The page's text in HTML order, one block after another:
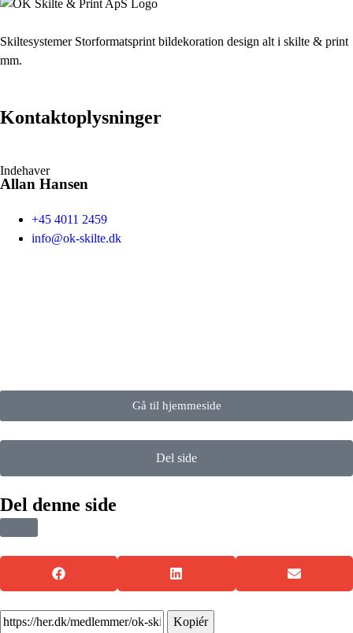
Skiltesystemer Storformatsprint bildekoration design alt i skilte & print
mm.
Kontaktoplysninger
Indehaver
Allan Hansen
+45 4011 2459
info@ok-skilte.dk
Gå til hjemmeside
Del side
Del denne side
Kopiér